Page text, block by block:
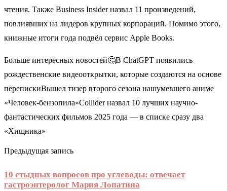
чтения. Также Business Insider назвал 11 произведений,
повлиявших на лидеров крупных корпораций. Помимо этого,
книжные итоги года подвёл сервис Apple Books.
Больше интересных новостей🤔В ChatGPT появились
рождественские видеооткрытки, которые создаются на основе
перепискиВышел тизер второго сезона нашумевшего аниме
«Человек-бензопила»Collider назвал 10 лучших научно-
фантастических фильмов 2025 года — в списке сразу два
«Хищника»
Предыдущая запись
10 стыдных вопросов про углеводы: отвечает
гастроэнтеролог Мария Лопатина